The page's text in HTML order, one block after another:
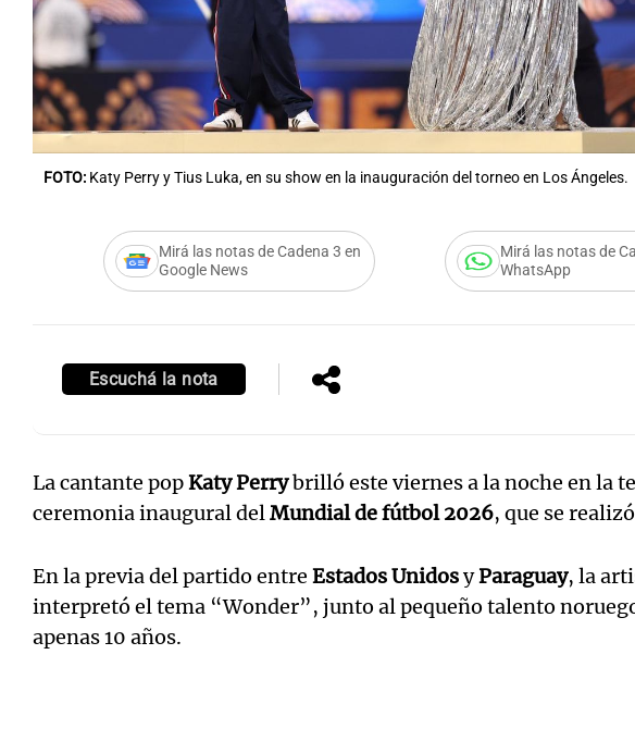
FOTO: Katy Perry y Tius Luka, en su show en la inauguración del torneo en Los Ángeles.
Mirá las notas de Cadena 3 en
Google News
Mirá las notas de
WhatsApp
Escuchá la nota
La cantante popKaty Perrybrilló este viernes a la noche en la
ceremonia inaugural del Mundial de fútbol 2026, que se
En la previa del partido entre Estados UnidosyParaguay, la
interpretó el tema “Wonder”, junto al pequeño talento
apenas 10 años.